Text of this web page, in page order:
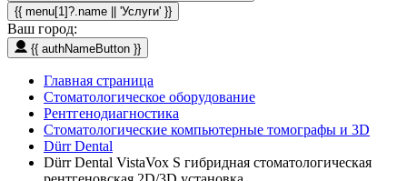
{{ menu[1]?.name || 'Услуги' }}
Ваш город:
{{ authNameButton }}
Главная страница
Стоматологическое оборудование
Рентгенодиагностика
Стоматологические компьютерные томографы и 3D
Dürr Dental
Dürr Dental VistaVox S гибридная стоматологическая